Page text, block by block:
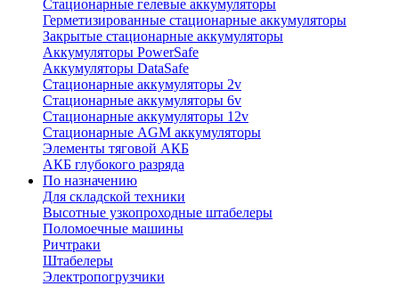
Стационарные гелевые аккумуляторы
Герметизированные стационарные аккумуляторы
Закрытые стационарные аккумуляторы
Аккумуляторы PowerSafe
Аккумуляторы DataSafe
Стационарные аккумуляторы 2v
Стационарные аккумуляторы 6v
Стационарные аккумуляторы 12v
Стационарные AGM аккумуляторы
Элементы тяговой АКБ
АКБ глубокого разряда
По назначению
Для складской техники
Высотные узкопроходные штабелеры
Поломоечные машины
Ричтраки
Штабелеры
Электропогрузчики